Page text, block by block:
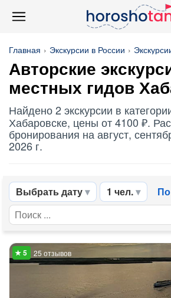
Главная Экскурсии в России
Авторские
местных гидов
Найдено 2 экскурсии в
Хабаровске, цены от 4100 ₽.
бронирования на август,
2026 г.
Выбрать дату 1 чел.
25 отзывов